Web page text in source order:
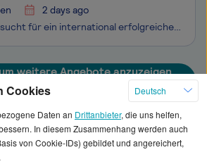
2 days ago
FERCHAU sucht für ein international erfolgreiches Unternehmen aus der pharmazeutischen Industrie Verstärkung im Bereich SAP-Entwicklung. In dieser Inhouse-Position als SAP Developer (m/w/d) gestalten Sie die Weiterentwicklung einer komplexen SAP-Systemlandschaft aktiv mit und begleiten die anstehend
weitere Angebote anzuzeigen
Gehaltsdaten beruhen auf
Cookies
Deutsch
Daten an Drittanbieter, die uns helfen,
In diesem Zusammenhang werden auch
von Cookie-IDs) gebildet und angereichert,